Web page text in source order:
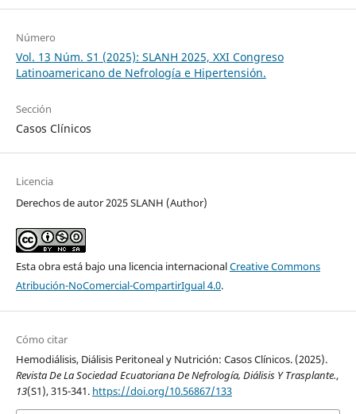
Número
Vol. 13 Núm. S1 (2025): SLANH 2025, XXI Congreso
Latinoamericano de Nefrología e Hipertensión.
Sección
Casos Clínicos
Licencia
Derechos de autor 2025 SLANH (Author)
Esta obra está bajo una licencia internacionalCreative Commons
Atribución-NoComercial-CompartirIgual 4.0.
Cómo citar
Hemodiálisis, Diálisis Peritoneal y Nutrición: Casos Clínicos. (2025).
Revista De La Sociedad Ecuatoriana De Nefrología, Diálisis Y Trasplante.,
13(S1), 315-341. https://doi.org/10.56867/133